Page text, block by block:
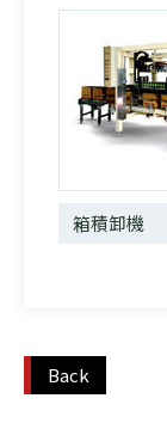
箱積卸機
Back